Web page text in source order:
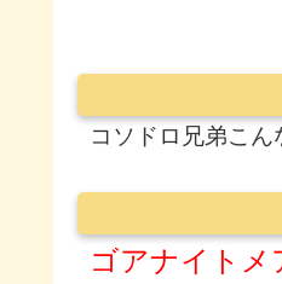
コソドロ兄弟こん
ゴアナイトメ